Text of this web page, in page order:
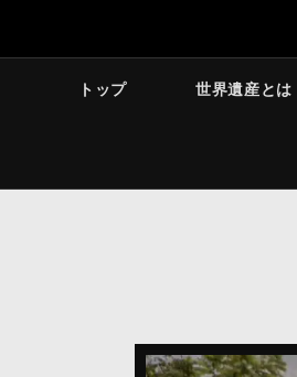
トップ 世界遺産とは